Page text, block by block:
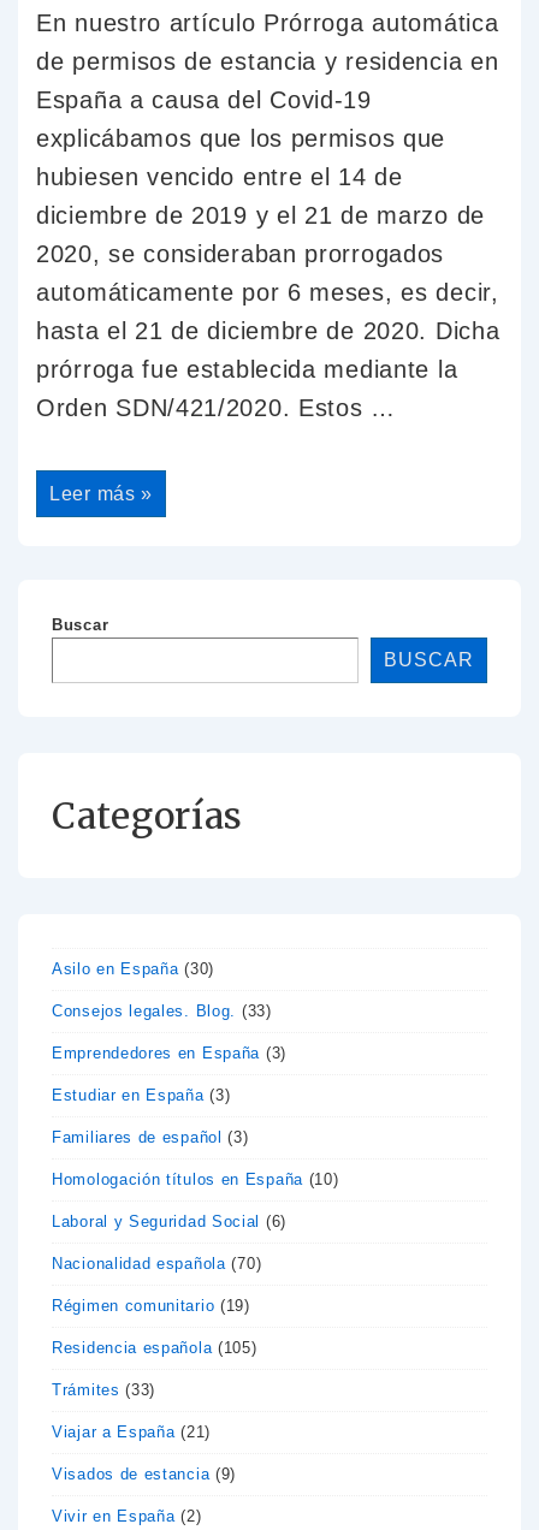
En nuestro artículo Prórroga automática
de permisos de estancia y residencia en
España a causa del Covid-19
explicábamos que los permisos que
hubiesen vencido entre el 14 de
diciembre de 2019 y el 21 de marzo de
2020, se consideraban prorrogados
automáticamente por 6 meses, es decir,
hasta el 21 de diciembre de 2020. Dicha
prórroga fue establecida mediante la
Orden SDN/421/2020. Estos …
Leer más »
Buscar
BUSCAR
Categorías
Asilo en España(30)
Consejos legales. Blog. (33)
Emprendedores en España (3)
Estudiar en España(3)
Familiares de español (3)
Homologación títulos en España (10)
Laboral y Seguridad Social (6)
Nacionalidad española(70)
Régimen comunitario (19)
Residencia española(105)
Trámites (33)
Viajar a España(21)
Visados de estancia(9)
Vivir en España(2)